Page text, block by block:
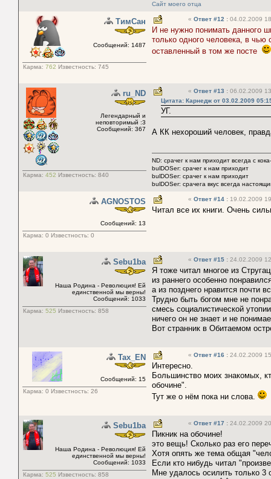
Сайт моего отца
ТимСан
Сообщений: 1487
Карма: 762 Известность: 745
« Ответ #12 : 04.02.2009
И не нужно понимать данного
только одного человека, в
оставленный в том же посте
ru_ND
Легендарный и
неповторимый :3
Сообщений: 367
Карма: 452 Известность: 840
« Ответ #13 : 06.02.2009
Цитата: Карнедж от 03.02.2009
УГ.
А КК нехороший человек,
ND: срачег к нам приходит всегда с
bulDOSer: срачег к нам приходит
bulDOSer: срачег к нам приходит
bulDOSer: срачега вкус всегда
AGNOSTOS
Сообщений: 13
Карма: 0 Известность: 0
« Ответ #14 : 19.02.2009
Читал все их книги. Очень
Sebu1ba
Наша Родина - Революция! Ей
единственной мы верны!
Сообщений: 1033
Карма: 525 Известность: 858
« Ответ #15 : 24.02.2009
Я тоже читал многое из
из раннего особенно
а из позднего нравится почти
Трудно быть богом мне не
смесь социалистической
ничего он не знает и не
Вот странник в Обитаемом
Tax_EN
Сообщений: 15
Карма: 0 Известность: 26
« Ответ #16 : 24.02.2009
Интересно.
Большинство моих знакомых,
обочине".
Тут же о нём пока ни слова.
Sebu1ba
Наша Родина - Революция! Ей
единственной мы верны!
Сообщений: 1033
Карма: 525 Известность: 858
« Ответ #17 : 24.02.2009
Пикник на обочине!
это вещь! Сколько раз его
Хотя опять же тема общая
Если кто нибудь читал
Мне удалось осилить только 3